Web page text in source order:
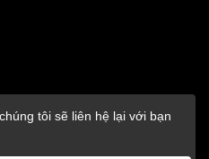
tôi sẽ liên hệ lại với bạn